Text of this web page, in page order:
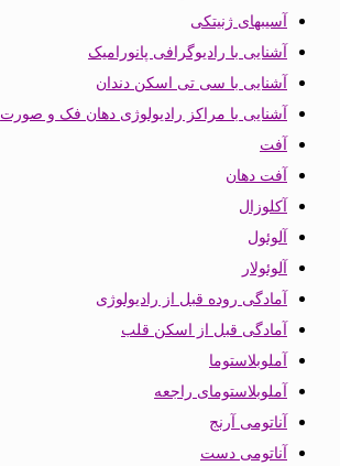
آسیبهای ژنیتکی
آشنایی با رادیوگرافی پانورامیک
آشنایی با سی تی اسکن دندان
آشنایی با مراکز رادیولوژی دهان فک و صورت
آفت
آفت دهان
آکلوزال
آلوئول
آلوئولار
آمادگی روده قبل از رادیولوژی
آمادگی قبل از اسکن قلب
آملوبلاستوما
آملوبلاستومای راجعه
آناتومی آرنج
آناتومی دست